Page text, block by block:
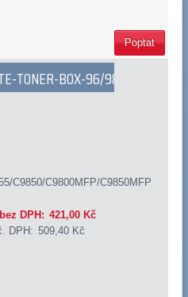
Poptat
TONER-BOX-96/98
C9850/C9800MFP/C9850MFP
DPH: 421,00 Kč
DPH: 509,40 Kč